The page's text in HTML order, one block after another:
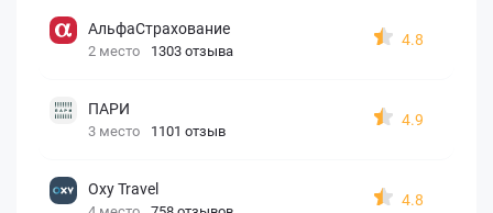
АльфаСтрахование
2 место 1303 отзыва
4.8
ПАРИ
3 место 1101 отзыв
4.9
Oxy Travel
4.8